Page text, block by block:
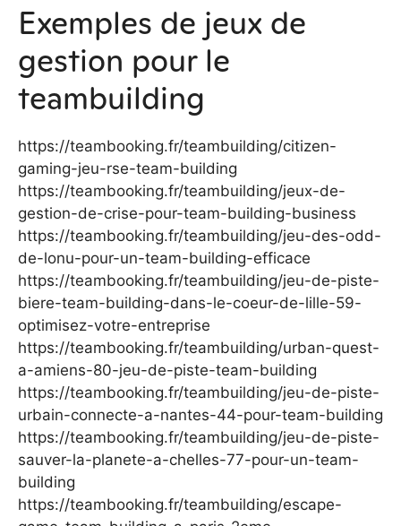
Exemples de jeux de
gestion pour le
teambuilding
https://teambooking.fr/teambuilding/citizen-
gaming-jeu-rse-team-building
https://teambooking.fr/teambuilding/jeux-de-
gestion-de-crise-pour-team-building-business
https://teambooking.fr/teambuilding/jeu-des-odd-
de-lonu-pour-un-team-building-efficace
https://teambooking.fr/teambuilding/jeu-de-piste-
biere-team-building-dans-le-coeur-de-lille-59-
optimisez-votre-entreprise
https://teambooking.fr/teambuilding/urban-quest-
a-amiens-80-jeu-de-piste-team-building
https://teambooking.fr/teambuilding/jeu-de-piste-
urbain-connecte-a-nantes-44-pour-team-building
https://teambooking.fr/teambuilding/jeu-de-piste-
sauver-la-planete-a-chelles-77-pour-un-team-
building
https://teambooking.fr/teambuilding/escape-